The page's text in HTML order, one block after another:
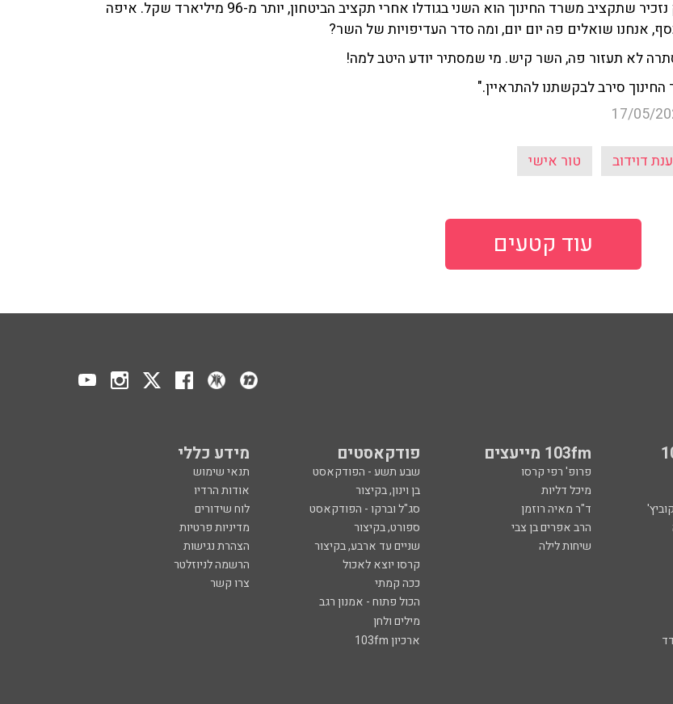
רק נזכיר שתקציב משרד החינוך הוא השני בגודלו אחרי תקציב הביטחון, יותר מ-96 מיליארד שקל. איפה
אנחנו שואלים פה יום יום, ומה סדר העדיפויות של השר?
לא תעזור פה, השר קיש. מי שמסתיר יודע היטב למה!
סירב לבקשתנו להתראיין."
17/05/
ענת דוידוב טור אישי
עוד קטעים
103fm מייעצים פודקאסטים מידע כללי
פרופ' רפי קרסו שבע תשע - הפודקאסט
תנאי שימוש
מיכל דליות בן וינון, בקיצור
אודות הרדיו
ד"ר מאיה רוזמן סג"ל וברקו - הפודקאסט
לוח שידורים
הרב אפרים בן צבי ספורט, בקיצור
מדיניות פרטיות
שיחות לילה שניים עד ארבע, בקיצור
הצהרת נגישות
קרסו יוצא לאכול
הרשמה לניוזלטר
ככה קמתי
צרו קשר
הכול פתוח - אמנון רגב
מילים ולחן
ארכיון 103fm